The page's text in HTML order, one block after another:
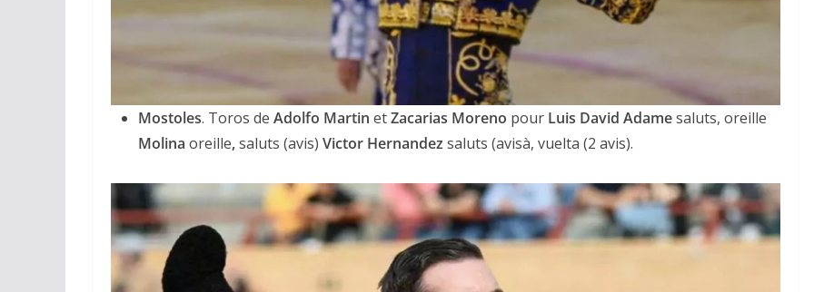
Mostoles. Toros de Adolfo Martin etZacarias Moreno pour Luis David Adamesaluts, oreille
Molina oreille,saluts (avis) Victor Hernandez saluts (avisà, vuelta (2 avis).